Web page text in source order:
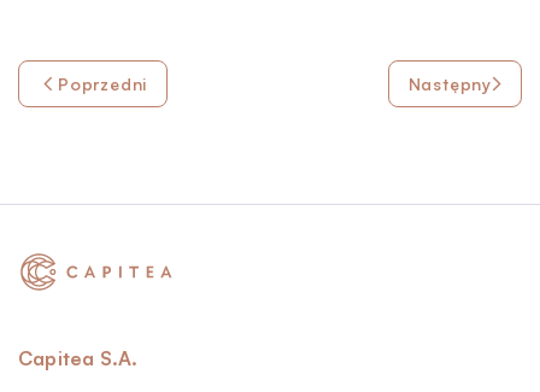
Poprzedni Następny
Capitea S.A.